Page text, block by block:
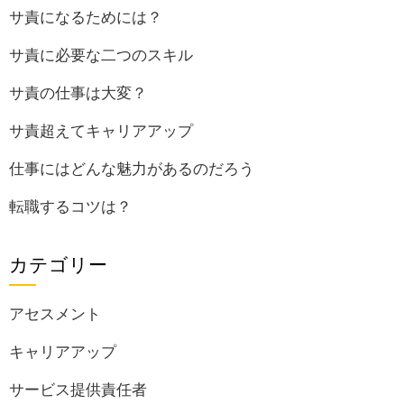
サ責になるためには？
サ責に必要な二つのスキル
サ責の仕事は大変？
サ責超えてキャリアアップ
仕事にはどんな魅力があるのだろう
転職するコツは？
カテゴリー
アセスメント
キャリアアップ
サービス提供責任者